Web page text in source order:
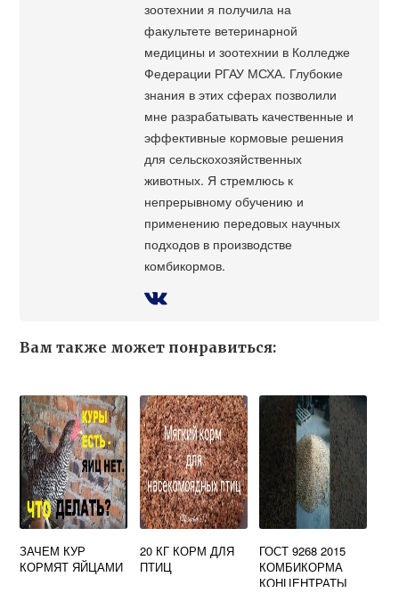
зоотехнии я получила на
факультете ветеринарной
медицины и зоотехнии в Колледже
Федерации РГАУ МСХА. Глубокие
знания в этих сферах позволили
мне разрабатывать качественные и
эффективные кормовые решения
для сельскохозяйственных
животных. Я стремлюсь к
непрерывному обучению и
применению передовых научных
подходов в производстве
комбикормов.
Вам также может понравиться:
ЗАЧЕМ КУР
КОРМЯТ ЯЙЦАМИ
20 КГ КОРМ ДЛЯ
ПТИЦ
ГОСТ 9268 2015
КОМБИКОРМА
КОНЦЕНТРАТЫ